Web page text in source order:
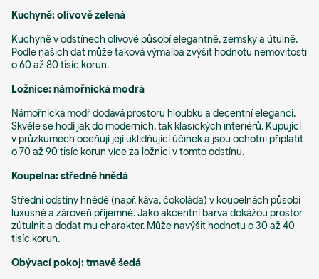
Kuchyně: olivově zelená
Kuchyně v odstínech olivové působí elegantně, zemsky a útulně.
Podle našich dat může taková výmalba zvýšit hodnotu nemovitosti
o 60 až 80 tisíc korun.
Ložnice: námořnická modrá
Námořnická modř dodává prostoru hloubku a decentní eleganci.
Skvěle se hodí jak do moderních, tak klasických interiérů. Kupující
v průzkumech oceňují její uklidňující účinek a jsou ochotni připlatit
o 70 až 90 tisíc korun více za ložnici v tomto odstínu.
Koupelna: středně hnědá
Střední odstíny hnědé (např. káva, čokoláda) v koupelnách působí
luxusně a zároveň příjemně. Jako akcentní barva dokážou prostor
zútulnit a dodat mu charakter. Může navýšit hodnotu o 30 až 40
tisíc korun.
Obývací pokoj: tmavě šedá